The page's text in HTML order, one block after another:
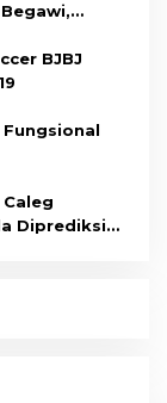
BJBJ
Fungsional
Diprediksi